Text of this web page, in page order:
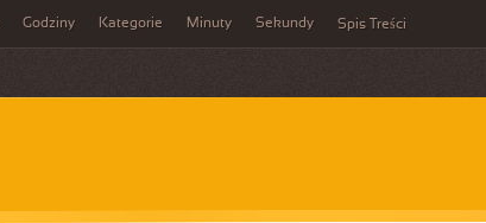
Godziny Kategorie Minuty Sekundy Spis Treści